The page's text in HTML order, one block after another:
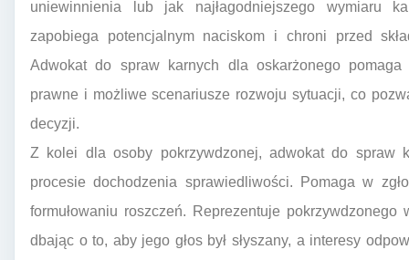
uniewinnienia lub jak najłagodniejszego wymiaru
zapobiega potencjalnym naciskom i chroni przed
Adwokat do spraw karnych dla oskarżonego pomaga
prawne i możliwe scenariusze rozwoju sytuacji, co
decyzji.
Z kolei dla osoby pokrzywdzonej, adwokat do spraw
procesie dochodzenia sprawiedliwości. Pomaga w
formułowaniu roszczeń. Reprezentuje
dbając o to, aby jego głos był słyszany, a interesy